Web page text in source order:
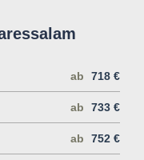
ab 718 €
ab 733 €
ab 752 €